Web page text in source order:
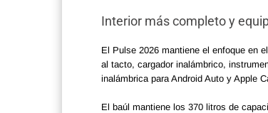
Interior más completo y
El Pulse 2026 mantiene el enfoque en
al tacto, cargador inalámbrico,
inalámbrica para Android Auto y Apple
El baúl mantiene los 370 litros de